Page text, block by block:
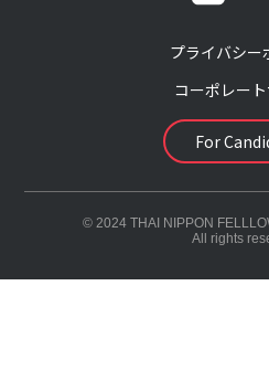
プライバシー
コーポレー
For
© 2024 THAI NIPPON
All rights